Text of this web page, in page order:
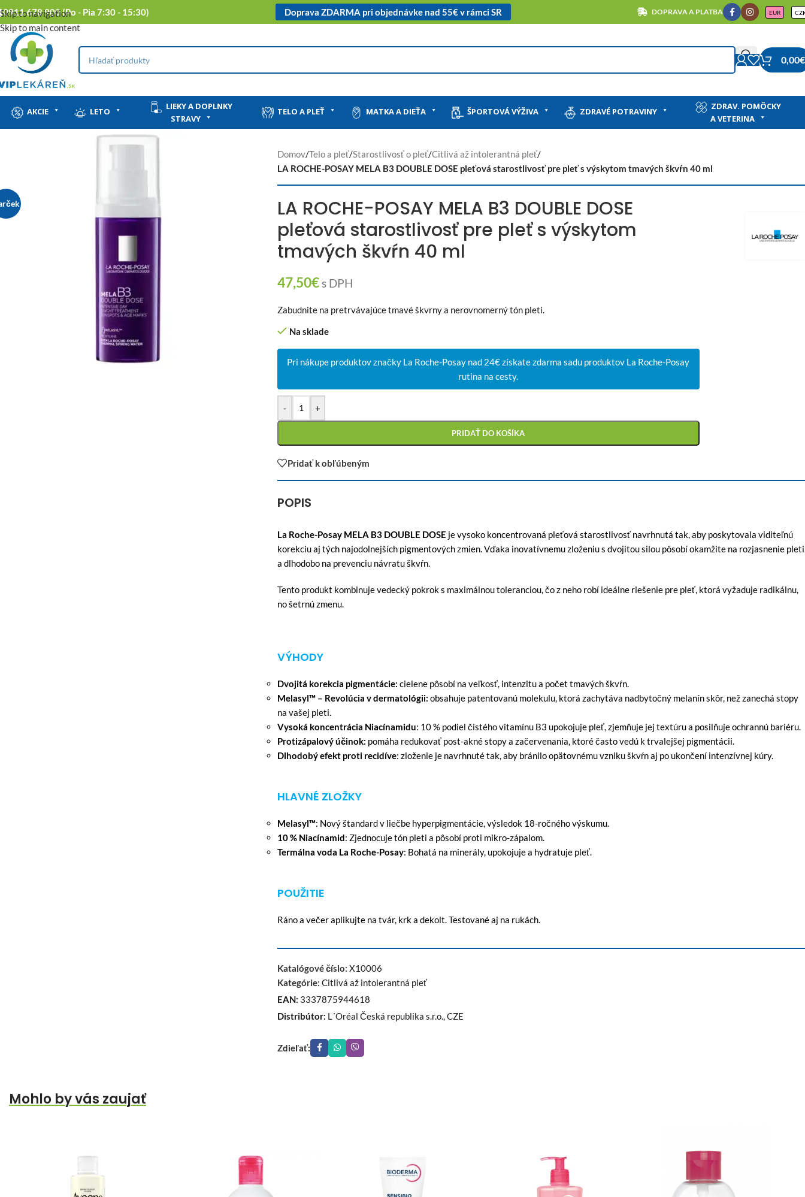
Skip to navigation
Skip to main content
0911 678 900 (Po - Pia 7:30 - 15:30) Doprava ZDARMA pri objednávke nad 55€ v rámci SR DOPRAVA A PLATBA EUR
0,00€
AKCIE LETO
LIEKY A DOPLNKY
STRAVY
TELO A PLEŤ MATKA A DIEŤA ŠPORTOVÁ VÝŽIVA ZDRAVÉ POTRAVINY
ZDRAV. POMÔCKY
A VETERINA
Domov/Telo a pleť/Starostlivosť o pleť/Citlivá až intolerantná pleť/
LA ROCHE-POSAY MELA B3 DOUBLE DOSE pleťová starostlivosť pre pleť s výskytom tmavých škvŕn 40 ml
LA ROCHE-POSAY MELA B3 DOUBLE DOSE
pleťová starostlivosť pre pleť s výskytom
tmavých škvŕn 40 ml
47,50€s DPH
Zabudnite na pretrvávajúce tmavé škvrny a nerovnomerný tón pleti.
Na sklade
Pri nákupe produktov značky La Roche-Posay nad 24€ získate zdarma sadu produktov La Roche-Posay
rutina na cesty.
- +
PRIDAŤ DO KOŠÍKA
Pridať k obľúbeným
POPIS
La Roche-Posay MELA B3 DOUBLE DOSE je vysoko koncentrovaná pleťová starostlivosť navrhnutá tak, aby poskytovala viditeľnú
korekciu aj tých najodolnejších pigmentových zmien. Vďaka inovatívnemu zloženiu s dvojitou silou pôsobí okamžite na rozjasnenie pleti
a dlhodobo na prevenciu návratu škvŕn.
Tento produkt kombinuje vedecký pokrok s maximálnou toleranciou, čo z neho robí ideálne riešenie pre pleť, ktorá vyžaduje radikálnu,
no šetrnú zmenu.
VÝHODY
Dvojitá korekcia pigmentácie: cielene pôsobí na veľkosť, intenzitu a počet tmavých škvŕn.
Melasyl™ – Revolúcia v dermatológii: obsahuje patentovanú molekulu, ktorá zachytáva nadbytočný melanín skôr, než zanechá stopy
na vašej pleti.
Vysoká koncentrácia Niacínamidu: 10 % podiel čistého vitamínu B3 upokojuje pleť, zjemňuje jej textúru a posilňuje ochrannú bariéru.
Protizápalový účinok: pomáha redukovať post-akné stopy a začervenania, ktoré často vedú k trvalejšej pigmentácii.
Dlhodobý efekt proti recidíve: zloženie je navrhnuté tak, aby bránilo opätovnému vzniku škvŕn aj po ukončení intenzívnej kúry.
HLAVNÉ ZLOŽKY
Melasyl™: Nový štandard v liečbe hyperpigmentácie, výsledok 18-ročného výskumu.
10 % Niacínamid: Zjednocuje tón pleti a pôsobí proti mikro-zápalom.
Termálna voda La Roche-Posay: Bohatá na minerály, upokojuje a hydratuje pleť.
POUŽITIE
Ráno a večer aplikujte na tvár, krk a dekolt. Testované aj na rukách.
Katalógové číslo: X10006
Kategórie: Citlivá až intolerantná pleť
EAN: 3337875944618
Distribútor: L´Oréal Česká republika s.r.o., CZE
Zdieľať:
Mohlo by vás zaujať